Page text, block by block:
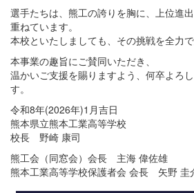
選手たちは、熊工の誇りを胸に、上位進
重ねています。
本校といたしましても、その挑戦を全力で
本事業の趣旨にご賛同いただき、
温かいご支援を賜りますよう、何卒よろ
す。
令和8年(2026年)1月吉日
熊本県立熊本工業高等学校
校長 野崎 康司
熊工会（同窓会）会長 主海 偉佐雄
熊本工業高等学校保護者会 会長 矢野 圭